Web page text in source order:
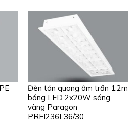
phối đèn led MPE, thiết bị điện
hãng tại TPHCM
Trang web thiết kế đồ họa nước